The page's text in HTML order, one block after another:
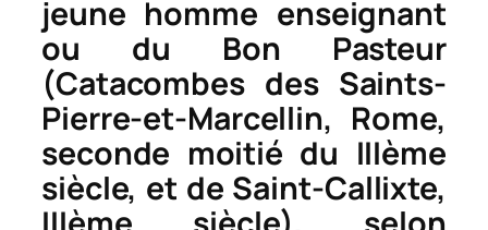
jeune homme enseignant
ou du Bon Pasteur
(Catacombes des Saints-
Pierre-et-Marcellin, Rome,
seconde moitié du IIIème
siècle, et de Saint-Callixte,